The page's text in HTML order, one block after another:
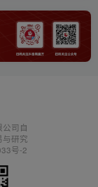
司自
与研究
号-2